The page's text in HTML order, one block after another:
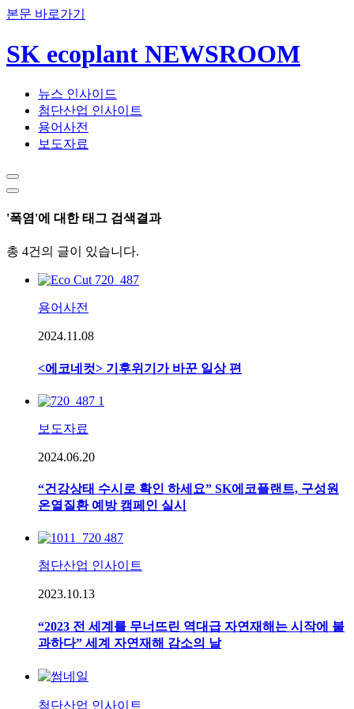
본문 바로가기
SK ecoplant NEWSROOM
뉴스 인사이드
첨단산업 인사이트
용어사전
보도자료
'폭염'에 대한 태그 검색결과
총 4건의 글이 있습니다.
용어사전
2024.11.08
<에코네컷> 기후위기가 바꾼 일상 편
보도자료
2024.06.20
“건강상태 수시로 확인 하세요” SK에코플랜트, 구성원
온열질환 예방 캠페인 실시
첨단산업 인사이트
2023.10.13
“2023 전 세계를 무너뜨린 역대급 자연재해는 시작에 불
과하다” 세계 자연재해 감소의 날
첨단산업 인사이트